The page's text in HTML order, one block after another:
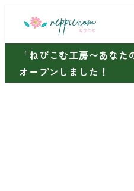
ン
ン
「ねぴこむ工房〜あな
オープンしました！